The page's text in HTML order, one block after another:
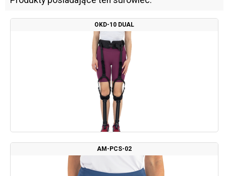
OKD-10 DUAL
AM-PCS-02